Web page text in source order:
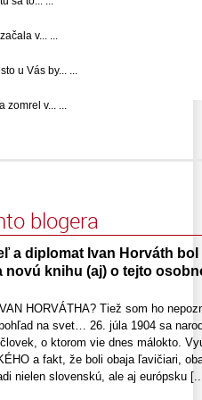
v... ...
u Vás by... ...
zomrel v... ...
blogera
a diplomat Ivan Horváth
novú knihu (aj) o tejto
HORVÁTHA? Tiež som ho
na svet… 26. júla 1904 sa
o ktorom vie dnes málokto.
a fakt, že boli obaja ľavičiari,
nielen slovenskú, ale aj európsku